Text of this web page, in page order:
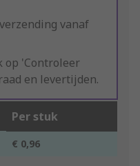
vanaf
op 'Controleer
en levertijden.
Per stuk
€ 0,96